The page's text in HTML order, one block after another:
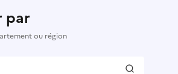
par
ou région